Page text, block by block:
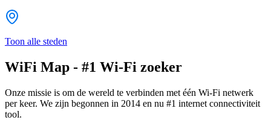
Toon alle steden
WiFi Map - #1 Wi-Fi zoeker
Onze missie is om de wereld te verbinden met één Wi-Fi netwerk
per keer. We zijn begonnen in 2014 en nu #1 internet connectiviteit
tool.